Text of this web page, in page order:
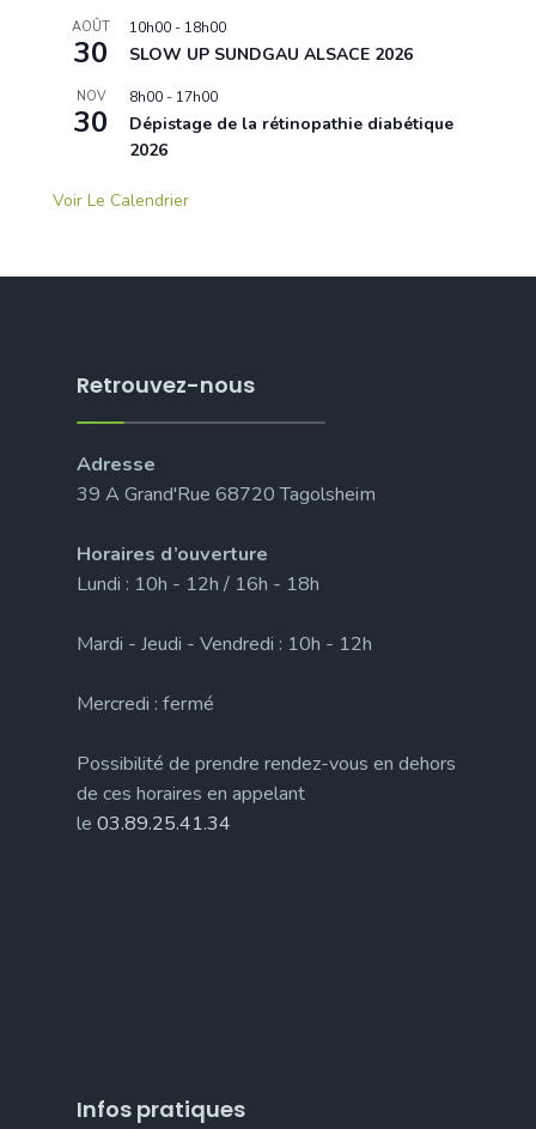
AOÛT
30
10h00 - 18h00
SLOW UP SUNDGAU ALSACE 2026
NOV
30
8h00 - 17h00
Dépistage de la rétinopathie diabétique
2026
Voir Le Calendrier
Retrouvez-nous
Adresse
39 A Grand'Rue 68720 Tagolsheim
Horaires d’ouverture
Lundi : 10h - 12h / 16h - 18h
Mardi - Jeudi - Vendredi : 10h - 12h
Mercredi : fermé
Possibilité de prendre rendez-vous en dehors
de ces horaires en appelant
le 03.89.25.41.34
Infos pratiques